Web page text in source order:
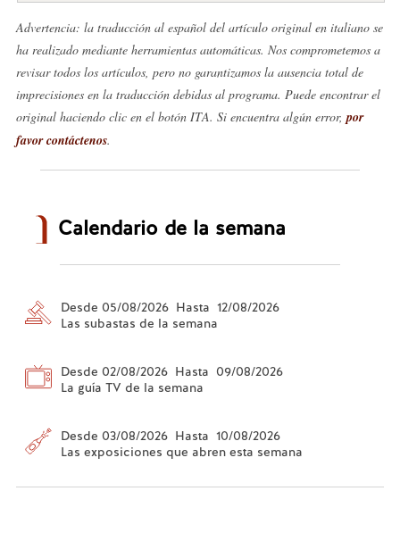
Advertencia: la traducción al español del artículo original en italiano se
ha realizado mediante herramientas automáticas. Nos comprometemos a
revisar todos los artículos, pero no garantizamos la ausencia total de
imprecisiones en la traducción debidas al programa. Puede encontrar el
original haciendo clic en el botón ITA. Si encuentra algún error, por
favor contáctenos.
Calendario de la semana
Desde 05/08/2026 Hasta 12/08/2026
Las subastas de la semana
Desde 02/08/2026 Hasta 09/08/2026
La guía TV de la semana
Desde 03/08/2026 Hasta 10/08/2026
Las exposiciones que abren esta semana